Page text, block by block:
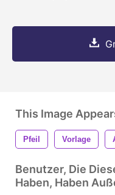
This Image
Pfeil Vorlage
Benutzer, Die
Haben, Haben